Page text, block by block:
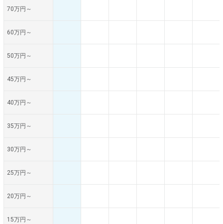
70万円～
60万円～
50万円～
45万円～
40万円～
35万円～
30万円～
25万円～
20万円～
15万円～